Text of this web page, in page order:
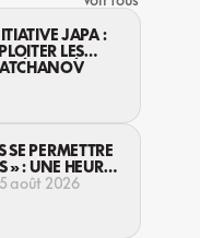
JAPA :
LES
LÉGALITÉ?
PERMETTRE
» : UNE HEURE
5 août 2026